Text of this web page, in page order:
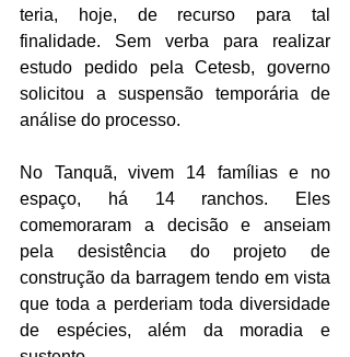
teria, hoje, de recurso para tal
finalidade. Sem verba para realizar
estudo pedido pela Cetesb, governo
solicitou a suspensão temporária de
análise do processo.
No Tanquã, vivem 14 famílias e no
espaço, há 14 ranchos. Eles
comemoraram a decisão e anseiam
pela desistência do projeto de
construção da barragem tendo em vista
que toda a perderiam toda diversidade
de espécies, além da moradia e